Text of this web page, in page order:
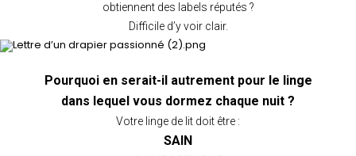
obtiennent des labels réputés ?
Difficile d’y voir clair.
Pourquoi en serait-il autrement pour le linge
dans lequel vous dormez chaque nuit ?
Votre linge de lit doit être :
SAIN